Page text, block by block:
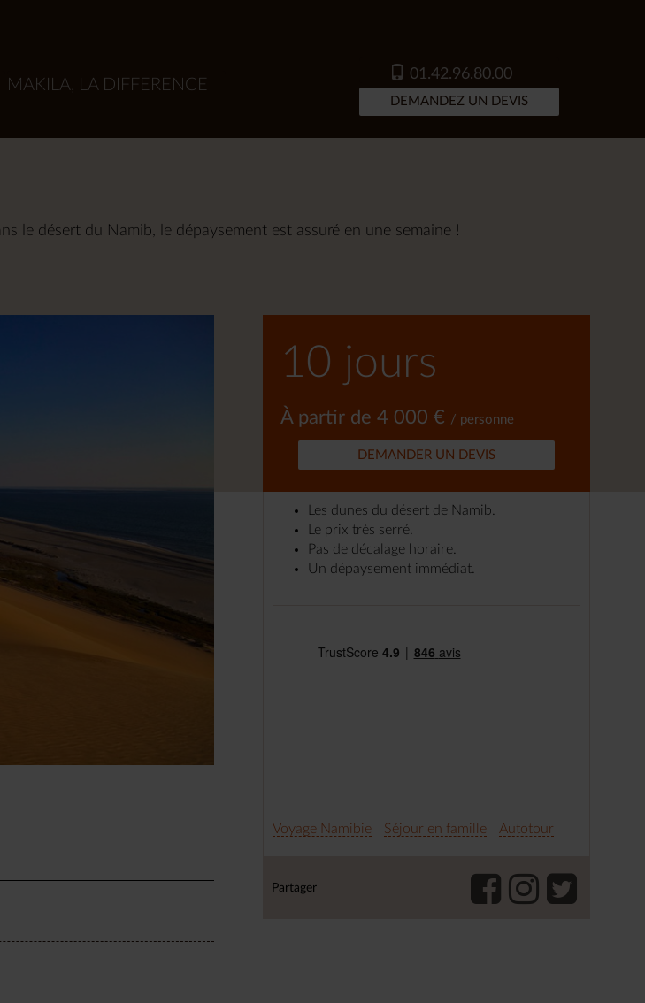
MAKILA, LA DIFFERENCE
01.42.96.80.00
DEMANDEZ UN DEVIS
le désert du Namib, le dépaysement est assuré en une semaine !
10 jours
À partir de 4 000 € / personne
DEMANDER UN DEVIS
Les dunes du désert de Namib.
Le prix très serré.
Pas de décalage horaire.
Un dépaysement immédiat.
Voyage Namibie Séjour en famille Autotour
Partager